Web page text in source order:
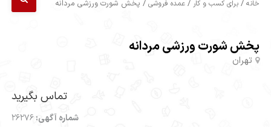
خانه /برای کسب و کار /عمده فروشی / پخش شورت ورزشی مردانه
پخش شورت ورزشی مردانه
تهران
تماس بگیرید
شماره آگهی:26276